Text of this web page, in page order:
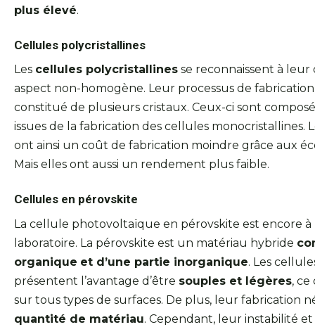
plus élevé.
Cellules polycristallines
Les cellules polycristallines se reconnaissent à
aspect non-homogène. Leur processus de
constitué de plusieurs cristaux. Ceux-ci sont
issues de la fabrication des cellules monocristallines.
ont ainsi un coût de fabrication moindre grâce aux
Mais elles ont aussi un rendement plus faible.
Cellules en pérovskite
La cellule photovoltaïque en pérovskite est encore à
laboratoire. La pérovskite est un matériau hybride
organique et d’une partie inorganique. Les
présentent l’avantage d’être souples et légères,
sur tous types de surfaces. De plus, leur fabrication
quantité de matériau. Cependant, leur instabilité